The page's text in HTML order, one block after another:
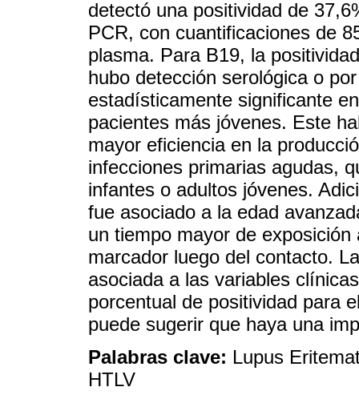
detectó una positividad de
PCR, con cuantificaciones de
plasma. Para B19, la
hubo detección serológica o
estadísticamente significante
pacientes más jóvenes. Este
mayor eficiencia en la
infecciones primarias agudas,
infantes o adultos jóvenes.
fue asociado a la edad
un tiempo mayor de
marcador luego del contacto.
asociada a las variables
porcentual de positividad para
puede sugerir que haya una
Palabras clave: Lupus
HTLV